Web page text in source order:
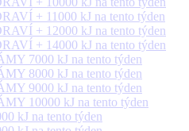
+ 11000 kJ na tento týden
+ 12000 kJ na tento týden
+ 14000 kJ na tento týden
7000 kJ na tento týden
8000 kJ na tento týden
9000 kJ na tento týden
10000 kJ na tento týden
kJ na tento týden